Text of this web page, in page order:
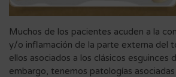
Muchos de los pacientes acuden a la
y/o inflamación de la parte externa del
ellos asociados a los clásicos esguinces
embargo, tenemos patologías